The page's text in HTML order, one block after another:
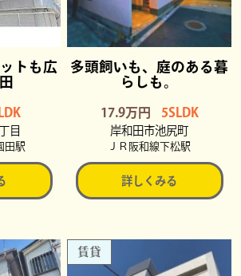
トも広
目
田駅
多頭飼いも、庭のある暮
らしも。
17.9万円 5SLDK
岸和田市池尻町
ＪＲ阪和線下松駅
詳しくみる
賃貸